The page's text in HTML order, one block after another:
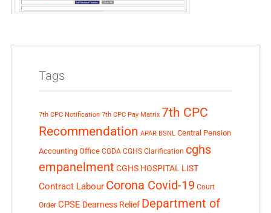
Tags
7th CPC Notification 7th CPC Pay Matrix 7th CPC
Recommendation APAR BSNL Central Pension
Accounting Office CGDA CGHS Clarification cghs
empanelment CGHS HOSPITAL LIST
Contract Labour Corona Covid-19 Court
Order CPSE Dearness Relief Department of